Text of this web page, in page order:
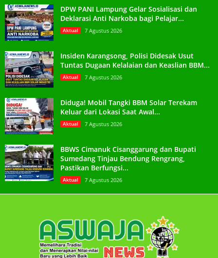
DPW PANI Lampung Gelar Sosialisasi dan
Deklarasi Anti Narkoba bagi Pelajar...
Aktual 7 Agustus 2026
Insiden Karangsong, Polisi Didesak Usut
Tuntas Dugaan Kelalaian dan Keaslian BBM...
Aktual 7 Agustus 2026
Diduga! Mobil Tangki BBM Solar Terekam
Keluar dari Lokasi Saat Awal...
Aktual 7 Agustus 2026
BBWS Cimanuk Cisanggarung dan Bupati
Sumedang Tinjau Bendung Rengrang,
Pastikan Berfungsi...
Aktual 7 Agustus 2026